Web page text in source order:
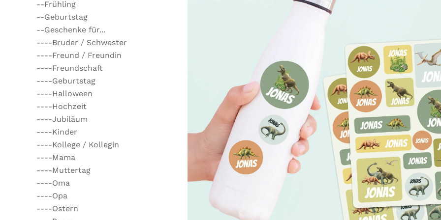
--Frühling
--Geburtstag
--Geschenke für...
----Bruder / Schwester
----Freund / Freundin
----Freundschaft
----Geburtstag
----Halloween
----Hochzeit
----Jubiläum
----Kinder
----Kollege / Kollegin
----Mama
----Muttertag
----Oma
----Opa
----Ostern